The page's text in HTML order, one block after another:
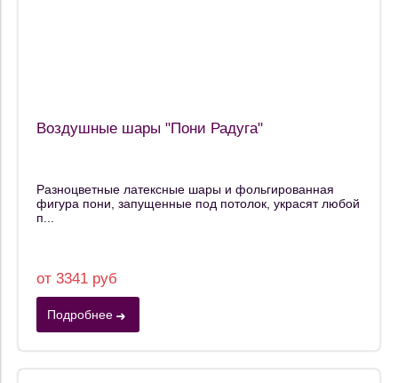
Воздушные шары "Пони Радуга"
Разноцветные латексные шары и фольгированная
фигура пони, запущенные под потолок, украсят любой
п...
от 3341 руб
Подробнее